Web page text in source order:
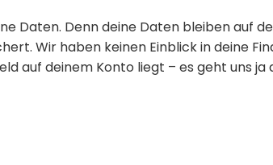
Daten. Denn deine Daten bleiben auf
Wir haben keinen Einblick in deine
auf deinem Konto liegt – es geht uns ja